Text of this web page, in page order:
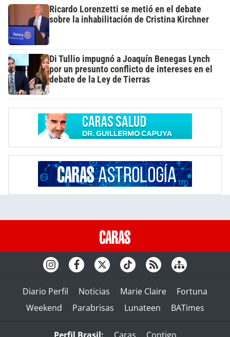
Ricardo Lorenzetti se metió en el debate
sobre la inhabilitación de Cristina Kirchner
Di Tullio impugnó a Joaquín Benegas Lynch
por un presunto conflicto de intereses en el
debate de la Ley de Tierras
Diario Perfil Noticias Marie Claire
Fortuna
Weekend
Parabrisas Lunateen BATimes